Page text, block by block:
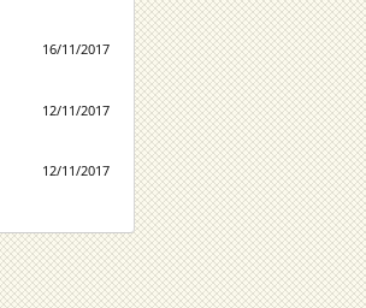
16/11/2017
12/11/2017
12/11/2017